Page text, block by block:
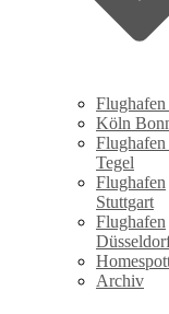
Köln
Tegel
Flughafen
Stuttgart
Flughafen
Archiv